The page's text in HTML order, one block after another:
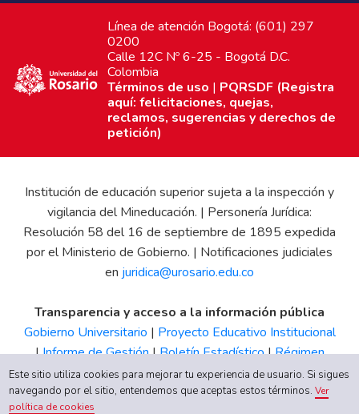
Línea de atención Bogotá: (601) 297
0200
Calle 12C Nº 6-25 - Bogotá D.C.
Colombia
Términos de uso | PQRSDF (Registra
aquí: felicitaciones, quejas,
reclamos, sugerencias y derechos de
petición)
Institución de educación superior sujeta a la inspección y
vigilancia del Mineducación. | Personería Jurídica:
Resolución 58 del 16 de septiembre de 1895 expedida
por el Ministerio de Gobierno. | Notificaciones judiciales
en juridica@urosario.edu.co
Transparencia y acceso a la información pública
Gobierno Universitario | Proyecto Educativo Institucional
|Informe de Gestión|Boletín Estadístico|Régimen
Tributario|Estados Financieros |Código de Ética| Canal
de Integridad UR
Este sitio utiliza cookies para mejorar tu experiencia de usuario. Si sigues
navegando por el sitio, entendemos que aceptas estos términos.Ver
política de cookies